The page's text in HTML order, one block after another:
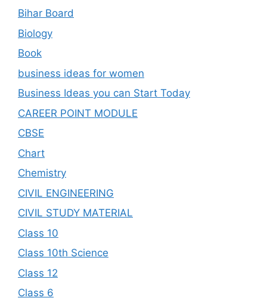
Bihar Board
Biology
Book
business ideas for women
Business Ideas you can Start Today
CAREER POINT MODULE
CBSE
Chart
Chemistry
CIVIL ENGINEERING
CIVIL STUDY MATERIAL
Class 10
Class 10th Science
Class 12
Class 6